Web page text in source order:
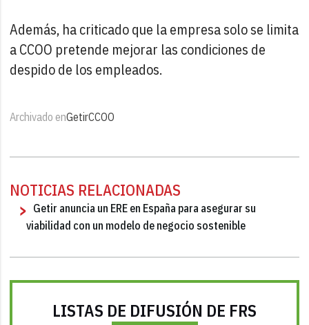
Además, ha criticado que la empresa solo se limita
a CCOO pretende mejorar las condiciones de
despido de los empleados.
Archivado enGetirCCOO
NOTICIAS RELACIONADAS
Getir anuncia un ERE en España para asegurar su
viabilidad con un modelo de negocio sostenible
LISTAS DE DIFUSIÓN DE FRS